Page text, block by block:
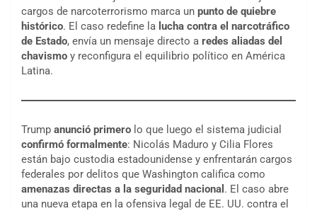
cargos de narcoterrorismo marca un punto de quiebre
histórico. El caso redefine la lucha contra el narcotráfico
de Estado, envía un mensaje directo a redes aliadas del
chavismo y reconfigura el equilibrio político en América
Latina.
Trump anunció primero lo que luego el sistema judicial
confirmó formalmente: Nicolás Maduro y Cilia Flores
están bajo custodia estadounidense y enfrentarán cargos
federales por delitos que Washington califica como
amenazas directas a la seguridad nacional . El caso abre
una nueva etapa en la ofensiva legal de EE. UU. contra el